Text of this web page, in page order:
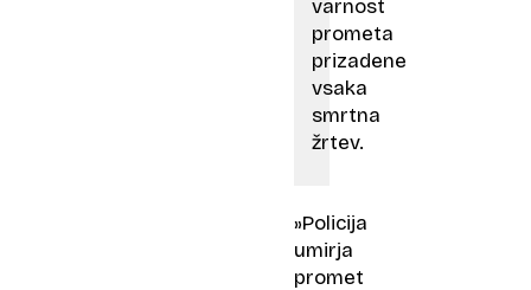
varnost
prometa
prizadene
vsaka
smrtna
žrtev.
»Policija
umirja
promet